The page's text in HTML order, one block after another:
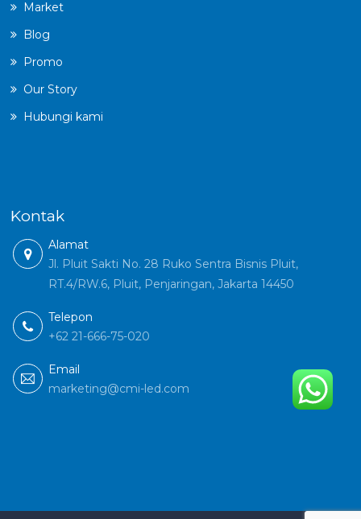
Market
Blog
Promo
Our Story
Hubungi kami
Kontak
Alamat
Jl. Pluit Sakti No. 28 Ruko Sentra Bisnis Pluit,
RT.4/RW.6, Pluit, Penjaringan, Jakarta 14450
Telepon
+62 21-666-75-020
Email
marketing@cmi-led.com